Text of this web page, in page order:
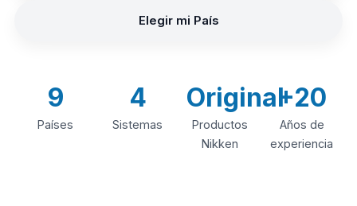
Elegir mi País
9
Países
4
Sistemas
Original
Productos
Nikken
+20
Años de
experiencia